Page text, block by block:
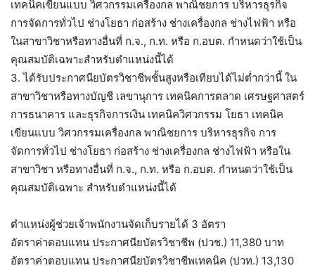
เทคนิคเขียนแบบ วิศวกรรมเครื่องกล พาณิชยการ บริหารธุรกิจ
การจัดการทั่วไป ช่างโยธา ก่อสร้าง ช่างเครื่องกล ช่างไฟฟ้า หรือ
ในสาขาวิชาหรือทางอื่นที่ ก.จ., ก.ท. หรือ ก.อบต. กำหนดว่าใช้เป็น
คุณสมบัติเฉพาะสำหรับตำแหน่งนี้ได้
3. ได้รับประกาศนียบัตรวิชาชีพชั้นสูงหรือเทียบได้ไม่ต่ำกว่านี้ ใน
สาขาวิชาหรือทางบัญชี เลขานุการ เทคนิคการตลาด เศรษฐศาสตร์
การธนาคาร และธุรกิจการเงิน เทคนิควิศวกรรม โยธา เทคนิค
เขียนแบบ วิศวกรรมเครื่องกล พาณิชยการ บริหารธุรกิจ การ
จัดการทั่วไป ช่างโยธา ก่อสร้าง ช่างเครื่องกล ช่างไฟฟ้า หรือใน
สาขาวิชา หรือทางอื่นที่ ก.จ., ก.ท. หรือ ก.อบต. กำหนดว่าใช้เป็น
คุณสมบัติเฉพาะ สำหรับตำแหน่งนี้ได้
ตำแหน่งผู้ช่วยเจ้าพนักงานจัดเก็บรายได้ 3 อัตรา
อัตราค่าตอบแทน ประกาศนียบัตรวิชาชีพ (ปวช.) 11,380 บาท
อัตราค่าตอบแทน ประกาศนียบัตรวิชาชีพเทคนิค (ปวท.) 13,130